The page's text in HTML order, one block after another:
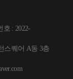
호 : 2022-
스퀘어 A동 3층